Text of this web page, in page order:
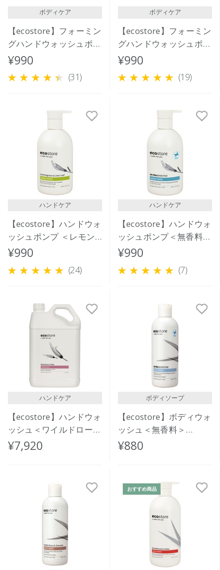
ボディケア
【ecostore】フォーミン
グハンドウォッシュポン
プ ＜シトラスバースト
¥990
(31)
ボディケア
【ecostore】フォーミン
グハンドウォッシュポン
プ ＜クリーミーココナ
¥990
(19)
ハンドケア
【ecostore】ハンドウォ
ッシュポンプ ＜レモン
グラス＆ライムリーフ＞
¥990
(24)
ハンドケア
【ecostore】ハンドウォ
ッシュポンプ＜無香料＞
300mL
¥990
(7)
ハンドケア
【ecostore】ハンドウォ
ッシュ＜ワイルドローズ
＆シダー＞5L
¥7,920
ボディソープ
【ecostore】ボディウォ
ッシュ＜無香料＞
350mL
¥880
おすすめ商品